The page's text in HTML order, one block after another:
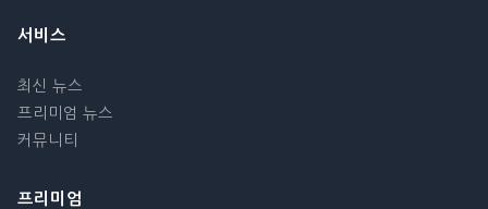
서비스
최신 뉴스
프리미엄 뉴스
커뮤니티
프리미엄